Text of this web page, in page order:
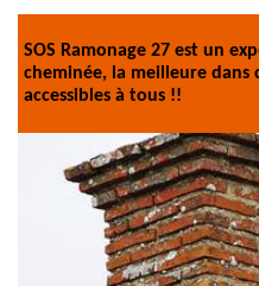
SOS Ramonage 27 est un
cheminée, la meilleure dans
accessibles à tous !!